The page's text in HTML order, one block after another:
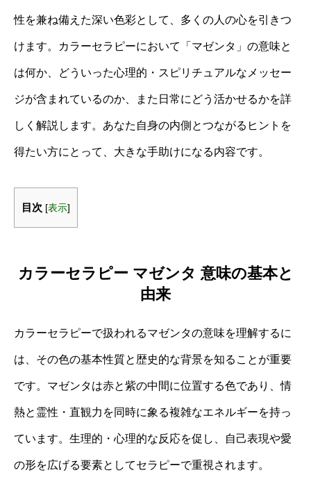
性を兼ね備えた深い色彩として、多くの人の心を引きつ
けます。カラーセラピーにおいて「マゼンタ」の意味と
は何か、どういった心理的・スピリチュアルなメッセー
ジが含まれているのか、また日常にどう活かせるかを詳
しく解説します。あなた自身の内側とつながるヒントを
得たい方にとって、大きな手助けになる内容です。
目次 [表示]
カラーセラピー マゼンタ 意味の基本と
由来
カラーセラピーで扱われるマゼンタの意味を理解するに
は、その色の基本性質と歴史的な背景を知ることが重要
です。マゼンタは赤と紫の中間に位置する色であり、情
熱と霊性・直観力を同時に象る複雑なエネルギーを持っ
ています。生理的・心理的な反応を促し、自己表現や愛
の形を広げる要素としてセラピーで重視されます。